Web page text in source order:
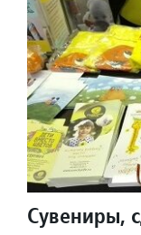
Сувениры,